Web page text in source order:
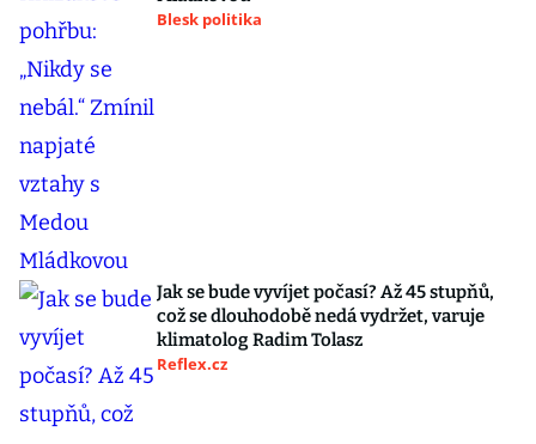
Blesk politika
Jak se bude vyvíjet počasí? Až 45 stupňů,
což se dlouhodobě nedá vydržet, varuje
klimatolog Radim Tolasz
Reflex.cz